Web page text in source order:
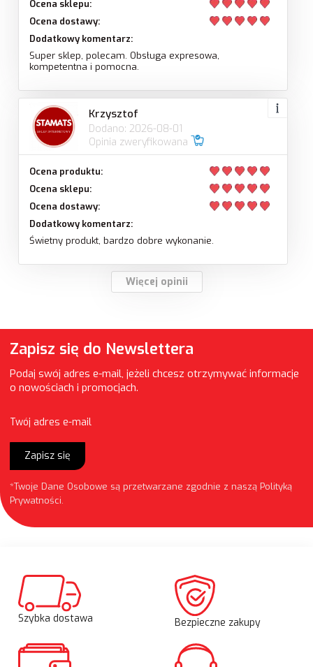
Ocena sklepu:
Ocena dostawy:
Dodatkowy komentarz:
Super sklep, polecam. Obsługa expresowa,
kompetentna i pomocna.
Krzysztof
Dodano: 2026-08-01
Opinia zweryfikowana
Ocena produktu:
Ocena sklepu:
Ocena dostawy:
Dodatkowy komentarz:
Świetny produkt, bardzo dobre wykonanie.
Więcej opinii
Zapisz się do Newslettera
Podaj swój adres e-mail, jeżeli chcesz otrzymywać informacje
o nowościach i promocjach.
Twój adres e-mail
Zapisz się
*Twoje Dane Osobowe są przetwarzane zgodnie z naszą Polityką
Prywatności.
Szybka dostawa Bezpieczne zakupy